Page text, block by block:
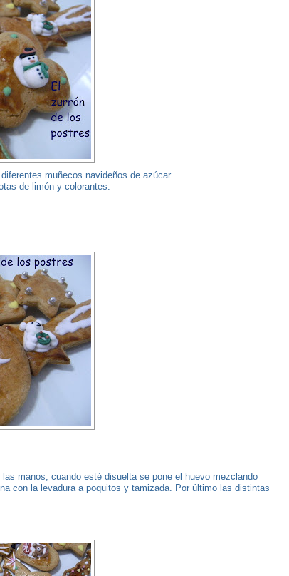
muñecos navideños de azúcar.
de limón y colorantes.
manos, cuando esté disuelta se pone el huevo mezclando
con la levadura a poquitos y tamizada. Por último las distintas